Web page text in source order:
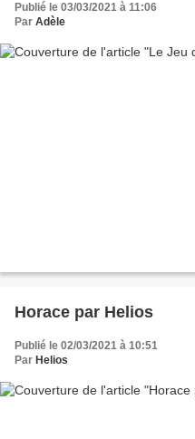
Publié le 03/03/2021 à 11:06
Par Adèle
Horace par Helios
Publié le 02/03/2021 à 10:51
Par Helios